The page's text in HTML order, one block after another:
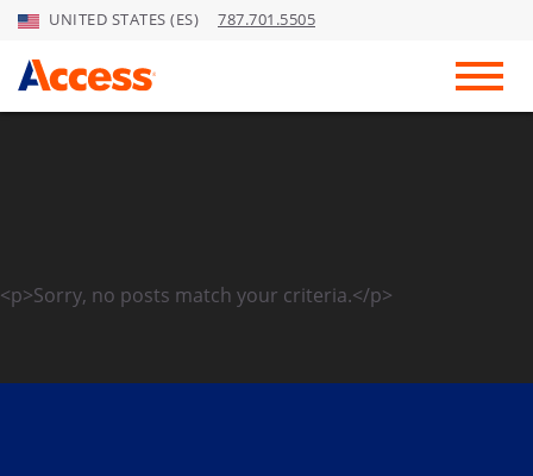
Skip to Main Content
UNITED STATES (ES) 787.701.5505
<p>Sorry, no posts match your criteria.</p>